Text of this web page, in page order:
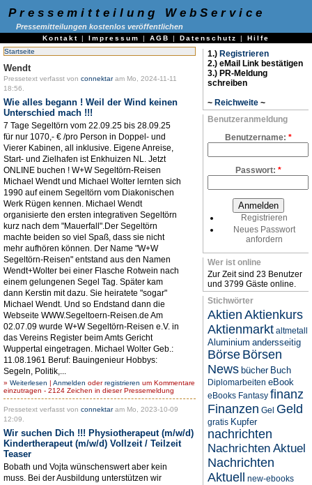
Pressemitteilung WebService
Pressemitteilungen kostenlos veröffentlichen
Kontakt | Impressum | AGB | Datenschutz | Hilfe
Startseite
Wendt
Pressetext verfasst von connektaram Mo, 2024-11-11
18:56.
Wie alles begann ! Weil der Wind keinen
Unterschied mach !!!
7 Tage Segeltörn vom 22.09.25 bis 28.09.25
für nur 1070,- € /pro Person in Doppel- und
Vierer Kabinen, all inklusive. Eigene Anreise,
Start- und Zielhafen ist Enkhuizen NL. Jetzt
ONLINE buchen ! W+W Segeltörn-Reisen
Michael Wendt und Michael Wolter lernten sich
1990 auf einem Segeltörn vom Diakonischen
Werk Rügen kennen. Michael Wendt
organisierte den ersten integrativen Segeltörn
kurz nach dem "Mauerfall".Der Segeltörn
machte beiden so viel Spaß, dass sie nicht
mehr aufhören können. Der Name "W+W
Segeltörn-Reisen" entstand aus den Namen
Wendt+Wolter bei einer Flasche Rotwein nach
einem gelungenen Segel Tag. Später kam
dann Kerstin mit dazu. Sie heiratete "sogar"
Michael Wendt. Und so Endstand dann die
Webseite WWW.Segeltoern-Reisen.de Am
02.07.09 wurde W+W Segeltörn-Reisen e.V. in
das Vereins Register beim Amts Gericht
Wuppertal eingetragen. Michael Wolter Geb.:
11.08.1961 Beruf: Bauingenieur Hobbys:
Segeln, Politik,...
» Weiterlesen | Anmelden oderregistrieren um Kommentare
einzutragen - 2124 Zeichen in dieser Pressemeldung
Pressetext verfasst von connektaram Mo, 2023-10-09
12:09.
Wir suchen Dich !!! Physiotherapeut (m/w/d)
Kindertherapeut (m/w/d) Vollzeit / Teilzeit
Teaser
Bobath und Vojta wünschenswert aber kein
muss. Bei der Ausbildung unterstützen wir
1.) Registrieren
2.) eMail Link bestätigen
3.) PR-Meldung
schreiben
~ Reichweite ~
Benutzeranmeldung
Benutzername: *
Passwort: *
Registrieren
Neues Passwort
anfordern
Wer ist online
Zur Zeit sind 23 Benutzer
und 3799 Gäste online.
Stichwörter
Aktien Aktienkurs
Aktienmarkt altmetall
Aluminium andersseitig
Börse Börsen
News bücher Buch
Diplomarbeiten eBook
eBooks Fantasy finanz
Finanzen Gel Geld
gratis Kupfer
nachrichten
Nachrichten Aktuel
Nachrichten
Aktuell
new-ebooks